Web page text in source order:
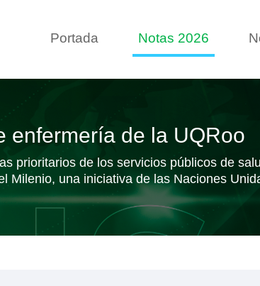
Portada Notas 2026
enfermería de la UQRoo
prioritarios de los servicios públicos de
Milenio, una iniciativa de las Naciones